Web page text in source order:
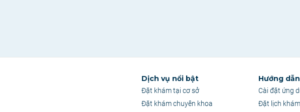
Dịch vụ nổi bật
Đặt khám tại cơ sở
Đặt khám chuyên khoa
Hướng
Cài đặt ứng
Đặt lịch khám